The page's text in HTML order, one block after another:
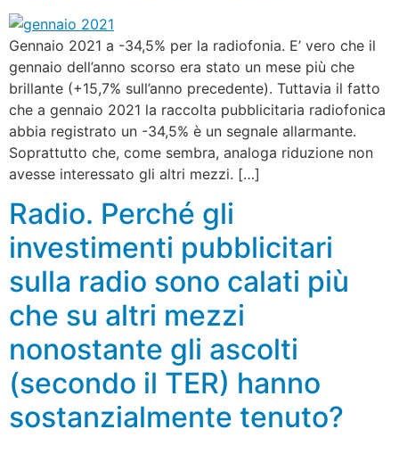
Gennaio 2021 a -34,5% per la radiofonia. E’ vero che il
gennaio dell’anno scorso era stato un mese più che
brillante (+15,7% sull’anno precedente). Tuttavia il fatto
che a gennaio 2021 la raccolta pubblicitaria radiofonica
abbia registrato un -34,5% è un segnale allarmante.
Soprattutto che, come sembra, analoga riduzione non
avesse interessato gli altri mezzi. […]
Radio. Perché gli
investimenti pubblicitari
sulla radio sono calati più
che su altri mezzi
nonostante gli ascolti
(secondo il TER) hanno
sostanzialmente tenuto?